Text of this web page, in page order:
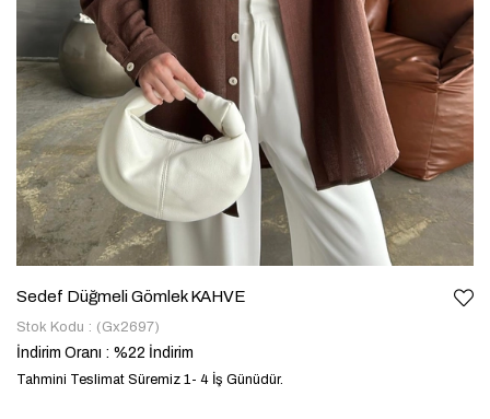
Sedef Düğmeli Gömlek KAHVE
Stok Kodu (Gx2697)
İndirim Oranı : %22 İndirim
Tahmini Teslimat Süremiz 1- 4 İş Günüdür.